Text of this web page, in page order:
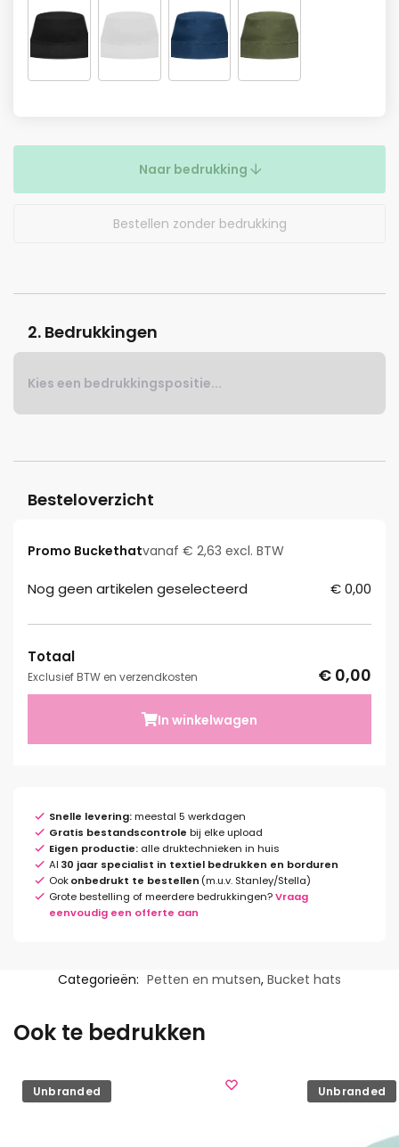
Naar bedrukking
Bestellen zonder bedrukking
2. Bedrukkingen
Kies een bedrukkingspositie...
Besteloverzicht
Promo Buckethatvanaf € 2,63 excl. BTW
Nog geen artikelen geselecteerd € 0,00
Totaal
Exclusief BTW en verzendkosten € 0,00
In winkelwagen
Snelle levering:meestal 5 werkdagen
Gratis bestandscontrole bij elke upload
Eigen productie: alle druktechnieken in huis
Al 30 jaar specialist in textiel bedrukken en borduren
Ookonbedrukt te bestellen (m.u.v. Stanley/Stella)
Grote bestelling of meerdere bedrukkingen?Vraag
eenvoudig een offerte aan
Categorieën: Petten en mutsen, Bucket hats
Ook te bedrukken
Unbranded Unbranded